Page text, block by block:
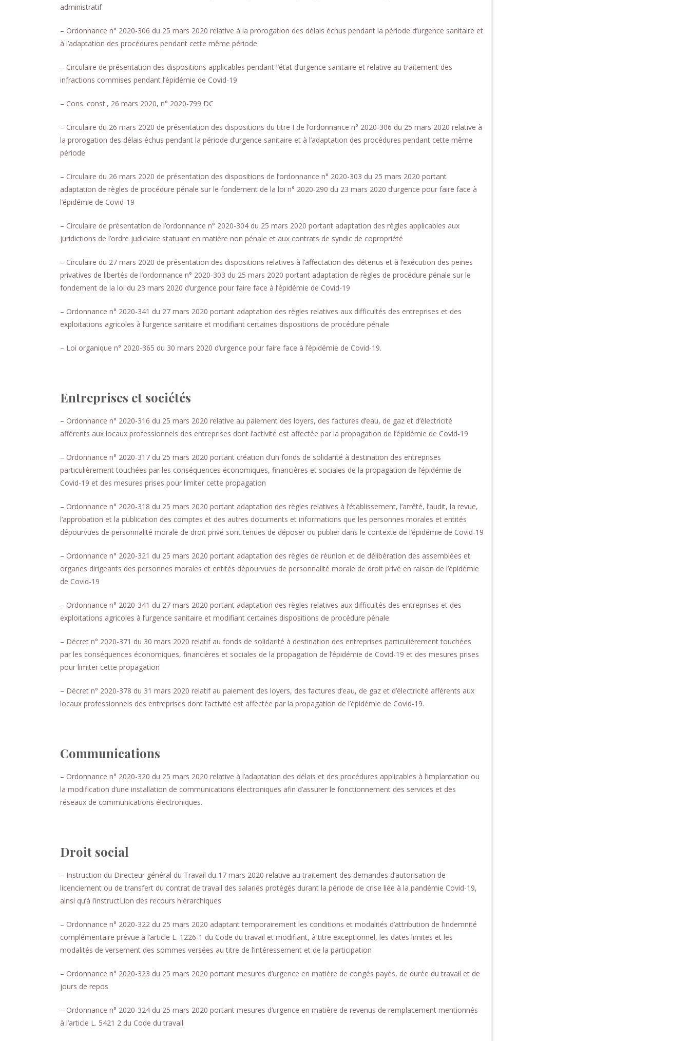
administratif
– Ordonnance n° 2020-306 du 25 mars 2020 relative à la prorogation des délais échus pendant la période d’urgence sanitaire et
à l’adaptation des procédures pendant cette même période
– Circulaire de présentation des dispositions applicables pendant l’état d’urgence sanitaire et relative au traitement des
infractions commises pendant l’épidémie de Covid-19
– Cons. const., 26 mars 2020, n° 2020-799 DC
– Circulaire du 26 mars 2020 de présentation des dispositions du titre I de l’ordonnance n° 2020-306 du 25 mars 2020 relative à
la prorogation des délais échus pendant la période d’urgence sanitaire et à l’adaptation des procédures pendant cette même
période
– Circulaire du 26 mars 2020 de présentation des dispositions de l’ordonnance n° 2020-303 du 25 mars 2020 portant
adaptation de règles de procédure pénale sur le fondement de la loi n° 2020-290 du 23 mars 2020 d’urgence pour faire face à
l’épidémie de Covid-19
– Circulaire de présentation de l’ordonnance n° 2020-304 du 25 mars 2020 portant adaptation des règles applicables aux
juridictions de l’ordre judiciaire statuant en matière non pénale et aux contrats de syndic de copropriété
– Circulaire du 27 mars 2020 de présentation des dispositions relatives à l’affectation des détenus et à l’exécution des peines
privatives de libertés de l’ordonnance n° 2020-303 du 25 mars 2020 portant adaptation de règles de procédure pénale sur le
fondement de la loi du 23 mars 2020 d’urgence pour faire face à l’épidémie de Covid-19
– Ordonnance n° 2020-341 du 27 mars 2020 portant adaptation des règles relatives aux difficultés des entreprises et des
exploitations agricoles à l’urgence sanitaire et modifiant certaines dispositions de procédure pénale
– Loi organique n° 2020-365 du 30 mars 2020 d’urgence pour faire face à l’épidémie de Covid-19.
Entreprises et sociétés
– Ordonnance n° 2020-316 du 25 mars 2020 relative au paiement des loyers, des factures d’eau, de gaz et d’électricité
afférents aux locaux professionnels des entreprises dont l’activité est affectée par la propagation de l’épidémie de Covid-19
– Ordonnance n° 2020-317 du 25 mars 2020 portant création d’un fonds de solidarité à destination des entreprises
particulièrement touchées par les conséquences économiques, financières et sociales de la propagation de l’épidémie de
Covid-19 et des mesures prises pour limiter cette propagation
– Ordonnance n° 2020-318 du 25 mars 2020 portant adaptation des règles relatives à l’établissement, l’arrêté, l’audit, la revue,
l’approbation et la publication des comptes et des autres documents et informations que les personnes morales et entités
dépourvues de personnalité morale de droit privé sont tenues de déposer ou publier dans le contexte de l’épidémie de Covid-19
– Ordonnance n° 2020-321 du 25 mars 2020 portant adaptation des règles de réunion et de délibération des assemblées et
organes dirigeants des personnes morales et entités dépourvues de personnalité morale de droit privé en raison de l’épidémie
de Covid-19
– Ordonnance n° 2020-341 du 27 mars 2020 portant adaptation des règles relatives aux difficultés des entreprises et des
exploitations agricoles à l’urgence sanitaire et modifiant certaines dispositions de procédure pénale
– Décret n° 2020-371 du 30 mars 2020 relatif au fonds de solidarité à destination des entreprises particulièrement touchées
par les conséquences économiques, financières et sociales de la propagation de l’épidémie de Covid-19 et des mesures prises
pour limiter cette propagation
– Décret n° 2020-378 du 31 mars 2020 relatif au paiement des loyers, des factures d’eau, de gaz et d’électricité afférents aux
locaux professionnels des entreprises dont l’activité est affectée par la propagation de l’épidémie de Covid-19.
Communications
– Ordonnance n° 2020-320 du 25 mars 2020 relative à l’adaptation des délais et des procédures applicables à l’implantation ou
la modification d’une installation de communications électroniques afin d’assurer le fonctionnement des services et des
réseaux de communications électroniques.
Droit social
– Instruction du Directeur général du Travail du 17 mars 2020 relative au traitement des demandes d’autorisation de
licenciement ou de transfert du contrat de travail des salariés protégés durant la période de crise liée à la pandémie Covid-19,
ainsi qu’à l’instructLion des recours hiérarchiques
– Ordonnance n° 2020-322 du 25 mars 2020 adaptant temporairement les conditions et modalités d’attribution de l’indemnité
complémentaire prévue à l’article L. 1226-1 du Code du travail et modifiant, à titre exceptionnel, les dates limites et les
modalités de versement des sommes versées au titre de l’intéressement et de la participation
– Ordonnance n° 2020-323 du 25 mars 2020 portant mesures d’urgence en matière de congés payés, de durée du travail et de
jours de repos
– Ordonnance n° 2020-324 du 25 mars 2020 portant mesures d’urgence en matière de revenus de remplacement mentionnés
à l’article L. 5421 2 du Code du travail